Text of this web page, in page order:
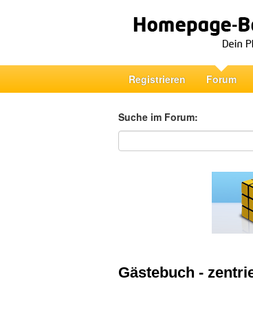
Registrieren Forum
Suche im Forum:
Suche im Forum
Gästebuch -